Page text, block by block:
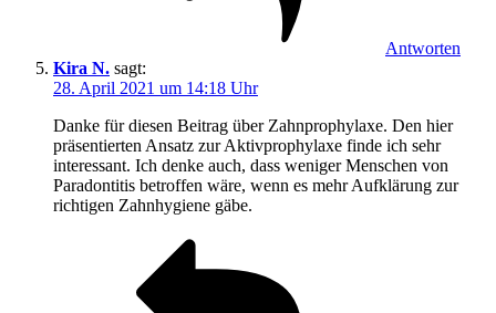
Antworten
Kira N. sagt:
28. April 2021 um 14:18 Uhr
Danke für diesen Beitrag über Zahnprophylaxe. Den hier
präsentierten Ansatz zur Aktivprophylaxe finde ich sehr
interessant. Ich denke auch, dass weniger Menschen von
Paradontitis betroffen wäre, wenn es mehr Aufklärung zur
richtigen Zahnhygiene gäbe.